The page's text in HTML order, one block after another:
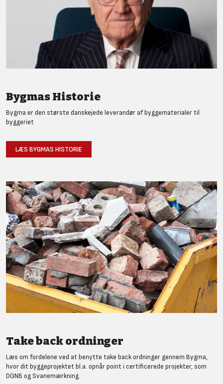
Bygmas Historie
Bygma er den største danskejede leverandør af byggematerialer til
byggeriet
LÆS BYGMAS HISTORIE
Take back ordninger
Læs om fordelene ved at benytte take back ordninger gennem Bygma,
hvor dit byggeprojektet bl.a. opnår point i certificerede projekter, som
DGNB og Svanemærkning.